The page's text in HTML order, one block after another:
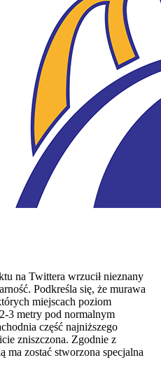
na Twittera wrzucił nieznany
Podkreśla się, że murawa
miejscach poziom
3 metry pod normalnym
część najniższego
zniszczona. Zgodnie z
ma zostać stworzona specjalna